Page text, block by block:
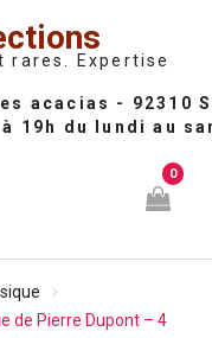
rares. Expertise
0
de Pierre Dupont – 4